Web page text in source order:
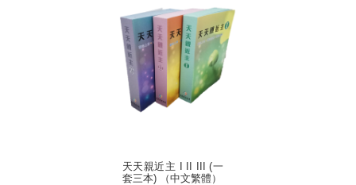
天天親近主 I II III (一
套三本) （中文繁體）